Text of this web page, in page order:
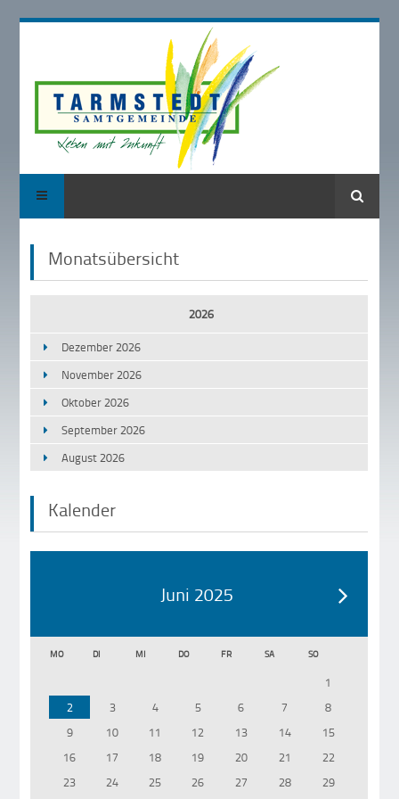
Suche
Monatsübersicht
2026
Dezember 2026
November 2026
Oktober 2026
September 2026
August 2026
Kalender
Juni 2025
MO DI MI DO FR SA SO
1
2
3 4 5 6 7
8
9
10 11 12 13 14
15
16
17 18 19 20 21
22
23
24 25 26 27 28 29